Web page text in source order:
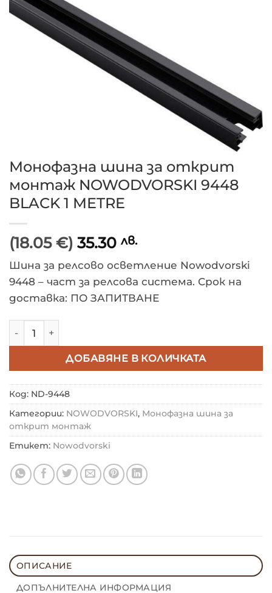
Монофазна шина за открит
монтаж NOWODVORSKI 9448
BLACK 1 METRE
(18.05 €) 35.30 лв.
Шина за релсово осветление Nowodvorski
9448 – част за релсова система. Срок на
доставка: ПО ЗАПИТВАНЕ
ДОБАВЯНЕ В КОЛИЧКАТА
Код: ND-9448
Категории: NOWODVORSKI, Монофазна шина за
открит монтаж
Етикет: Nowodvorski
ОПИСАНИЕ
ДОПЪЛНИТЕЛНА ИНФОРМАЦИЯ